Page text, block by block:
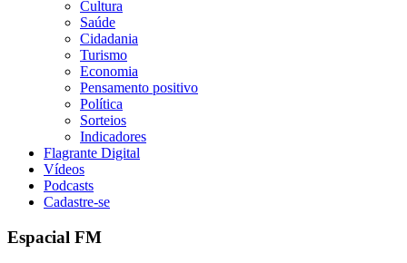
Cultura
Saúde
Cidadania
Turismo
Economia
Pensamento positivo
Política
Sorteios
Indicadores
Flagrante Digital
Vídeos
Podcasts
Cadastre-se
Espacial FM